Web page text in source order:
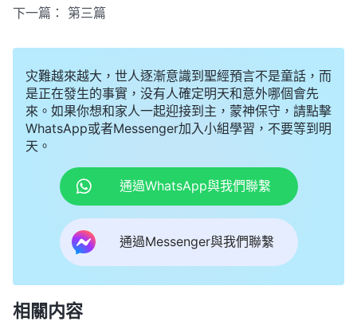
下一篇： 第三篇
灾難越來越大，世人逐漸意識到聖經預言不是童話，而
是正在發生的事實，没有人確定明天和意外哪個會先
來。如果你想和家人一起迎接到主，蒙神保守，請點擊
WhatsApp或者Messenger加入小組學習，不要等到明
天。
通過WhatsApp與我們聯繫
通過Messenger與我們聯繫
相關内容